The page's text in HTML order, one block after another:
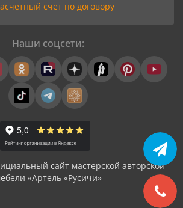
счет по договору
сайт мастерской авторской
«Артель «Русичи»
Наши соцсети: